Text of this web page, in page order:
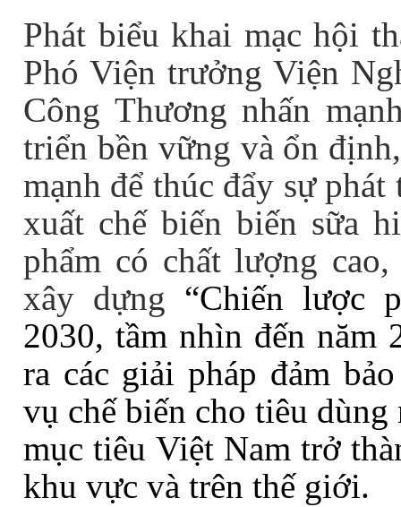
Phát biểu khai mạc hội
Phó Viện trưởng Viện
Công Thương nhấn
triển bền vững và ổn
mạnh để thúc đẩy sự
xuất chế biến biến sữa
phẩm có chất lượng
xây dựng “Chiến lược
2030, tầm nhìn đến năm
ra các giải pháp đảm
vụ chế biến cho tiêu
mục tiêu Việt Nam trở
khu vực và trên thế giới.